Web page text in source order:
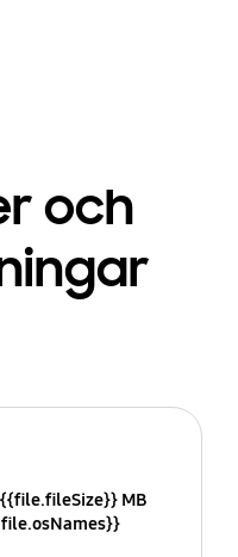
och
{{file.fileSize}} MB